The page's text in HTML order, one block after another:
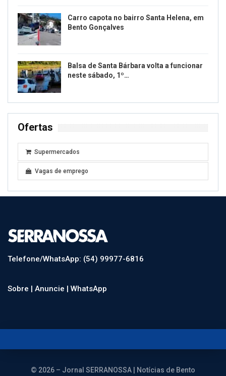
Carro capota no bairro Santa Helena, em
Bento Gonçalves
Balsa de Santa Bárbara volta a funcionar
neste sábado, 1º…
Ofertas
Supermercados
Vagas de emprego
Telefone/WhatsApp: (54) 99977-6816
Sobre | Anuncie | WhatsApp
© 2026 – Jornal SERRANOSSA | Notícias de Bento